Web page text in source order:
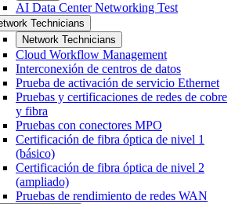
AI Data Center Networking Test
Technicians
Network Technicians
Cloud Workflow Management
Interconexión de centros de datos
Prueba de activación de servicio Ethernet
Pruebas y certificaciones de redes de cobre
y fibra
Pruebas con conectores MPO
Certificación de fibra óptica de nivel 1
(básico)
Certificación de fibra óptica de nivel 2
(ampliado)
Pruebas de rendimiento de redes WAN